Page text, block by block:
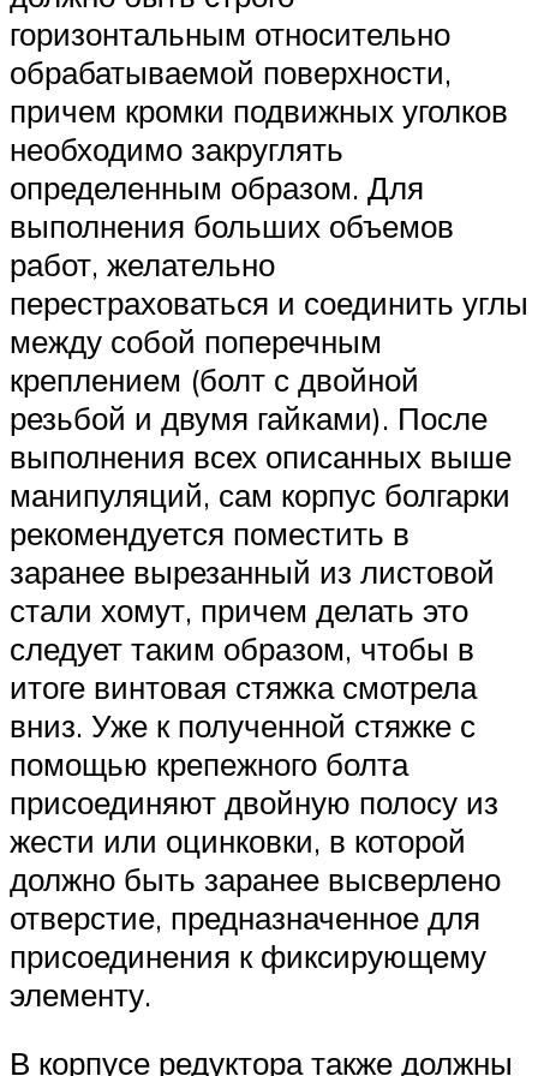
горизонтальным относительно
обрабатываемой поверхности,
причем кромки подвижных уголков
необходимо закруглять
определенным образом. Для
выполнения больших объемов
работ, желательно
перестраховаться и соединить углы
между собой поперечным
креплением (болт с двойной
резьбой и двумя гайками). После
выполнения всех описанных выше
манипуляций, сам корпус болгарки
рекомендуется поместить в
заранее вырезанный из листовой
стали хомут, причем делать это
следует таким образом, чтобы в
итоге винтовая стяжка смотрела
вниз. Уже к полученной стяжке с
помощью крепежного болта
присоединяют двойную полосу из
жести или оцинковки, в которой
должно быть заранее высверлено
отверстие, предназначенное для
присоединения к фиксирующему
элементу.
В корпусе редуктора также должны